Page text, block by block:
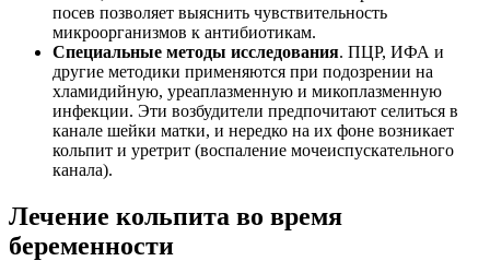
посев позволяет выяснить чувствительность
микроорганизмов к антибиотикам.
Специальные методы исследования. ПЦР, ИФА и
другие методики применяются при подозрении на
хламидийную, уреаплазменную и микоплазменную
инфекции. Эти возбудители предпочитают селиться в
канале шейки матки, и нередко на их фоне возникает
кольпит и уретрит (воспаление мочеиспускательного
канала).
Лечение кольпита во время
беременности